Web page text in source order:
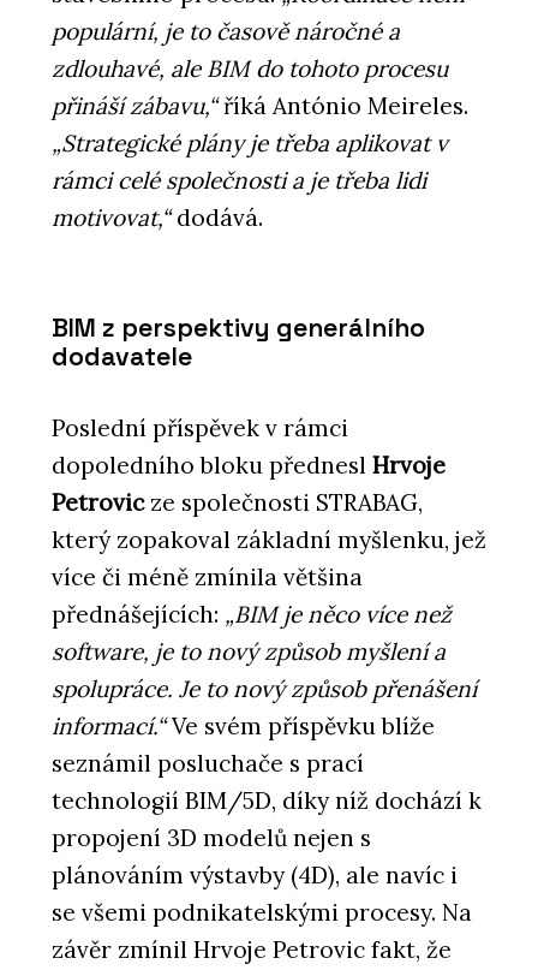
populární, je to časově náročné a
zdlouhavé, ale BIM do tohoto procesu
přináší zábavu,“říká António Meireles.
„Strategické plány je třeba aplikovat v
rámci celé společnosti a je třeba lidi
motivovat,“dodává.
BIM z perspektivy generálního
dodavatele
Poslední příspěvek v rámci
dopoledního bloku přednesl Hrvoje
Petrovicze společnosti STRABAG,
který zopakoval základní myšlenku, jež
více či méně zmínila většina
přednášejících: „BIM je něco více než
software, je to nový způsob myšlení a
spolupráce. Je to nový způsob přenášení
informací.“Ve svém příspěvku blíže
seznámil posluchače s prací
technologií BIM/5D, díky níž dochází k
propojení 3D modelů nejen s
plánováním výstavby (4D), ale navíc i
se všemi podnikatelskými procesy. Na
závěr zmínil Hrvoje Petrovic fakt, že